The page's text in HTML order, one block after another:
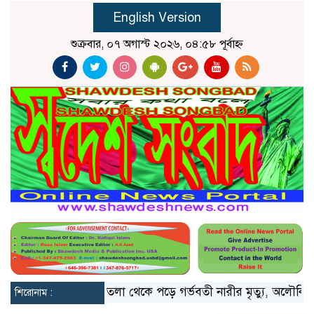
English Version
শুক্রবার, ০৭ অগাস্ট ২০২৬, ০৪:৫৮ পূর্বাহ্ন
শিরোনাম :
মিয়ানমার ১০ তলা থেকে পড়ে গর্ভবতী নারীর মৃত্যু,